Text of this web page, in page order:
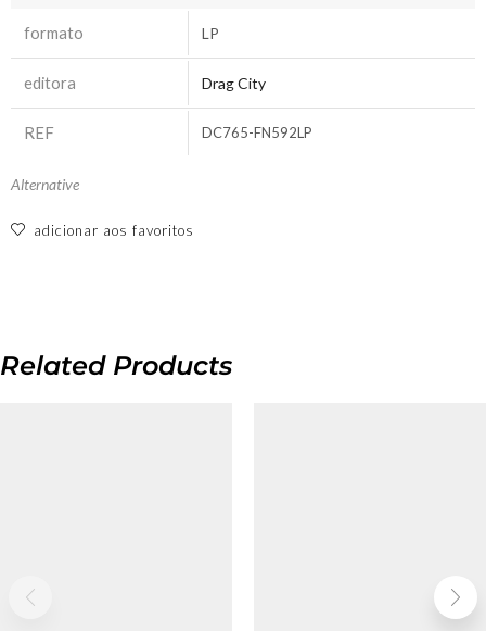
formato LP
editora Drag City
REF DC765-FN592LP
Alternative
adicionar aos favoritos
Related Products